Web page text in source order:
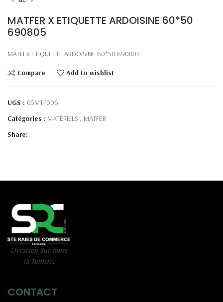
MATFER X ETIQUETTE ARDOISINE 60*50
690805
MATFER ETIQUETTE ARDOISINE 60*50 690805
Compare Add to wishlist
UGS : 05MTF006
Catégories : MATÉRIELS , MATFER
Share:
Livraison Sur toute
la Tunisie.
CONTACT